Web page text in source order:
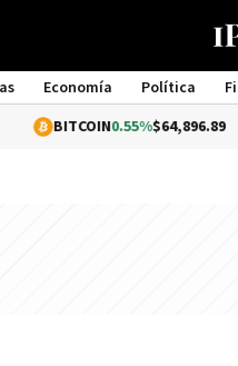
Economía Política
0.55%$64,896.89